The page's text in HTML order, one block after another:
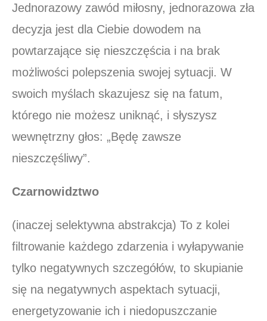
Jednorazowy zawód miłosny, jednorazowa zła
decyzja jest dla Ciebie dowodem na
powtarzające się nieszczęścia i na brak
możliwości polepszenia swojej sytuacji. W
swoich myślach skazujesz się na fatum,
którego nie możesz uniknąć, i słyszysz
wewnętrzny głos: „Będę zawsze
nieszczęśliwy”.
Czarnowidztwo
(inaczej selektywna abstrakcja) To z kolei
filtrowanie każdego zdarzenia i wyłapywanie
tylko negatywnych szczegółów, to skupianie
się na negatywnych aspektach sytuacji,
energetyzowanie ich i niedopuszczanie